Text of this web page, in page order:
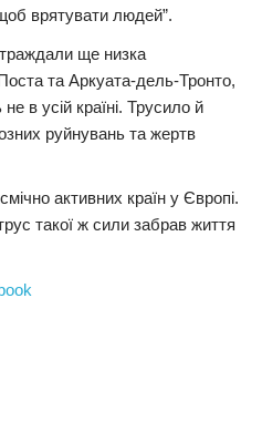
врятувати людей”.
ще низка
та Аркуата-дель-Тронто,
в усій країні. Трусило й
руйнувань та жертв
активних країн у Європі.
такої ж сили забрав життя